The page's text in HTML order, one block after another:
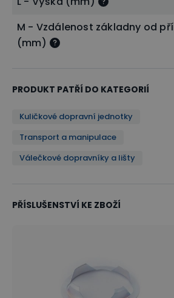
M - Vzdálenost základny od
(mm)
PRODUKT PATŘÍ DO KATEGORIÍ
Kuličkové dopravní jednotky
Transport a manipulace
Válečkové dopravníky a lišty
PŘÍSLUŠENSTVÍ KE ZBOŽÍ